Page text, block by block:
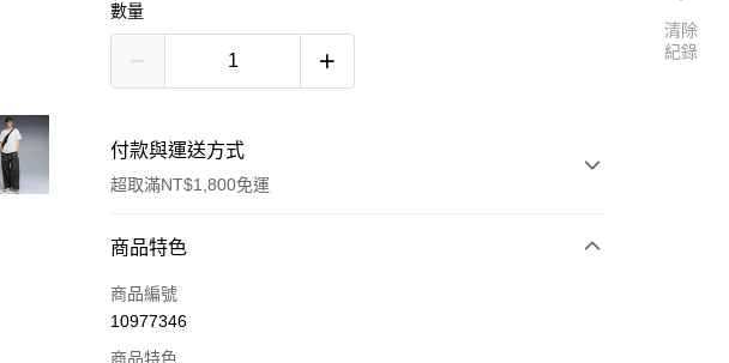
數量
付款與運送方式
超取滿NT$1,800免運
付款方式
信用卡一次付款
商品特色
商品編號
10977346
商品特色
清除
紀錄